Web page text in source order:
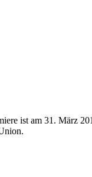
ist am 31. März